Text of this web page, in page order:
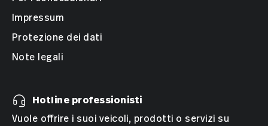
Impressum
Protezione dei dati
Note legali
Hotline professionisti
Vuole offrire i suoi veicoli, prodotti o servizi su